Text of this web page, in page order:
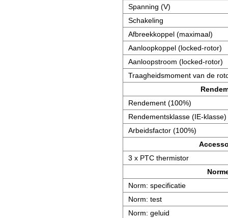
Spanning (V)
Schakeling
Afbreekkoppel (maximaal)
Aanloopkoppel (locked-rotor)
Aanloopstroom (locked-rotor)
Traagheidsmoment van de
Rendement (100%)
Rendementsklasse (IE-klasse)
Arbeidsfactor (100%)
3 x PTC thermistor
Norm: specificatie
Norm: test
Norm: geluid